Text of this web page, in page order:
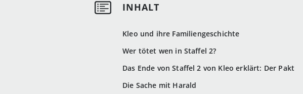
Kleo und ihre Familiengeschichte
Wer tötet wen in Staffel 2?
Das Ende von Staffel 2 von Kleo erklärt: Der Pakt
Die Sache mit Harald